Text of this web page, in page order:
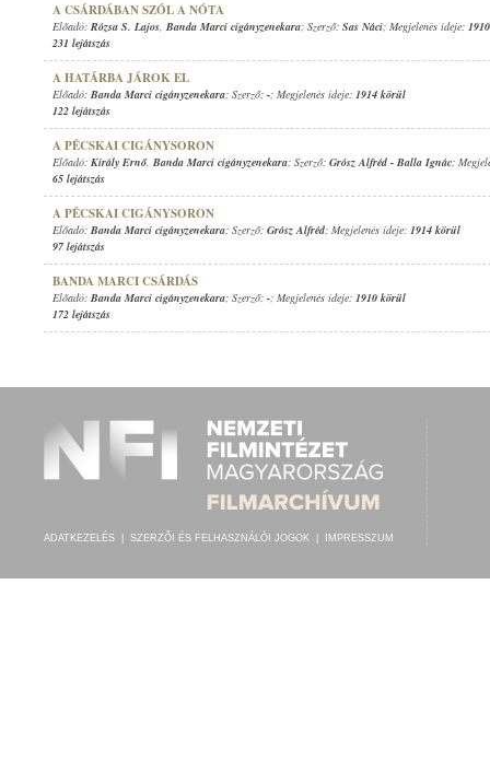
A CSÁRDÁBAN SZÓL A NÓTA
Előadó: Rózsa S. Lajos, Banda Marci cigányzenekara; Szerző: Sas Náci; Megjelenés ideje:
231 lejátszás
A HATÁRBA JÁROK EL
Előadó: Banda Marci cigányzenekara; Szerző: -; Megjelenés ideje: 1914 körül
122 lejátszás
A PÉCSKAI CIGÁNYSORON
Előadó: Király Ernő, Banda Marci cigányzenekara; Szerző: Grósz Alfréd - Balla Ignác;
65 lejátszás
A PÉCSKAI CIGÁNYSORON
Előadó: Banda Marci cigányzenekara; Szerző: Grósz Alfréd; Megjelenés ideje: 1914 körül
97 lejátszás
BANDA MARCI CSÁRDÁS
Előadó: Banda Marci cigányzenekara; Szerző: -; Megjelenés ideje: 1910 körül
172 lejátszás
ADATKEZELÉS SZERZŐI ÉS FELHASZNÁLÓI JOGOK IMPRESSZUM